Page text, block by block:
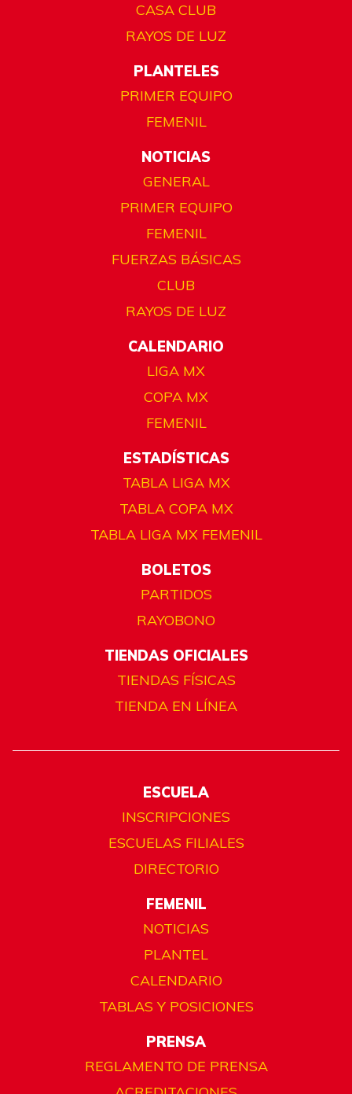
CASA CLUB
RAYOS DE LUZ
PLANTELES
PRIMER EQUIPO
FEMENIL
NOTICIAS
GENERAL
PRIMER EQUIPO
FEMENIL
FUERZAS BÁSICAS
CLUB
RAYOS DE LUZ
CALENDARIO
LIGA MX
COPA MX
FEMENIL
ESTADÍSTICAS
TABLA LIGA MX
TABLA COPA MX
TABLA LIGA MX FEMENIL
BOLETOS
PARTIDOS
RAYOBONO
TIENDAS OFICIALES
TIENDAS FÍSICAS
TIENDA EN LÍNEA
ESCUELA
INSCRIPCIONES
ESCUELAS FILIALES
DIRECTORIO
FEMENIL
NOTICIAS
PLANTEL
CALENDARIO
TABLAS Y POSICIONES
PRENSA
REGLAMENTO DE PRENSA